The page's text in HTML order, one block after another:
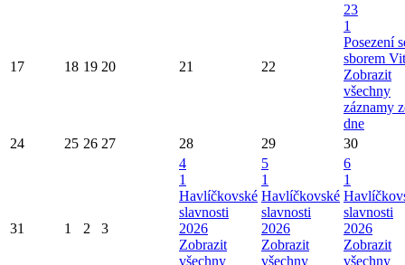
17 18 19 20 21 22
23
1
Posezení
sborem
Zobrazit
všechny
záznamy
dne
24
25 26 27 28 29 30
31 1 2 3
4
1
Havlíčkovské
slavnosti
2026
Zobrazit
všechny
5
1
Havlíčkovské
slavnosti
2026
Zobrazit
všechny
6
1
slavnosti
2026
Zobrazit
všechny